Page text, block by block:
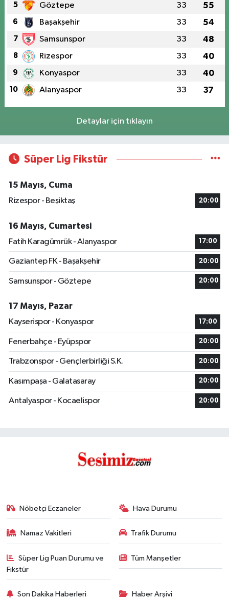
5 Göztepe 33 55
6 Başakşehir 33 54
7 Samsunspor 33 48
8 Rizespor 33 40
9 Konyaspor 33 40
10 Alanyaspor 33 37
Detaylar için tıklayın
Süper Lig Fikstür
15 Mayıs, Cuma
Rizespor - Beşiktaş
20:00
16 Mayıs, Cumartesi
Fatih Karagümrük - Alanyaspor
17:00
Gaziantep FK - Başakşehir 20:00
Samsunspor - Göztepe 20:00
17 Mayıs, Pazar
Kayserispor - Konyaspor
17:00
Fenerbahçe - Eyüpspor 20:00
Trabzonspor - Gençlerbirliği S.K. 20:00
Kasımpaşa - Galatasaray 20:00
Antalyaspor - Kocaelispor 20:00
Nöbetçi Eczaneler Hava Durumu
Namaz Vakitleri Trafik Durumu
Süper Lig Puan Durumu ve
Fikstür
Tüm Manşetler
Son Dakika Haberleri Haber Arşivi